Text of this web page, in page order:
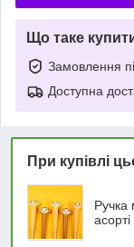
Що таке
Замовлення
Доступна
При купівлі
Ручка
асорті